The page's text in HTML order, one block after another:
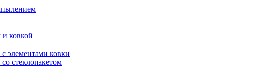
и ковкой
элементами ковки
стеклопакетом